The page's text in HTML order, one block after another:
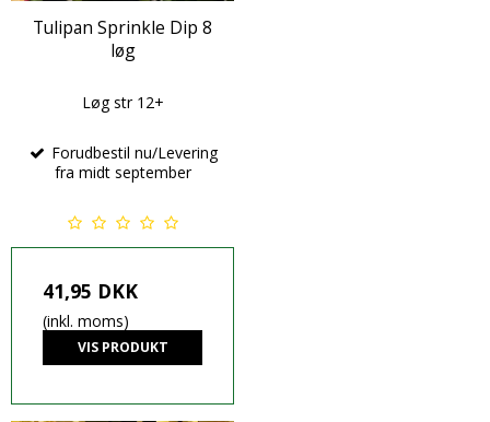
Tulipan Sprinkle Dip 8
løg
Løg str 12+
Forudbestil nu/Levering
fra midt september
41,95 DKK
(inkl. moms)
VIS PRODUKT